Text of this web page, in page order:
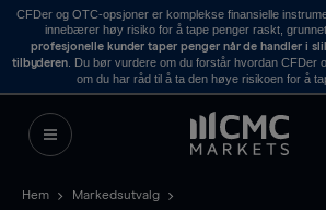
CFDer og OTC-opsjoner er komplekse finansielle
innebærer høy risiko for å tape penger raskt, grunnet
profesjonelle kunder taper penger når de handler i
tilbyderen . Du bør vurdere om du forstår hvordan CFDer
om du har råd til å ta den høye risikoen for å
Hem
Markedsutvalg